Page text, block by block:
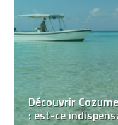
Découvrir
: est-ce